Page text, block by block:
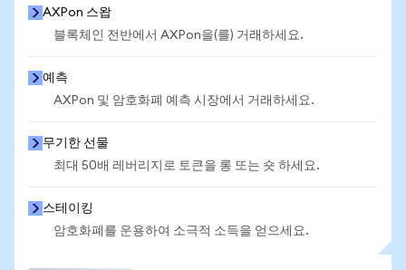
AXPon 스왑
블록체인 전반에서 AXPon을(를) 거래하세요.
예측
AXPon 및 암호화폐 예측 시장에서 거래하세요.
무기한 선물
최대 50배 레버리지로 토큰을 롱 또는 숏 하세요.
스테이킹
암호화폐를 운용하여 소극적 소득을 얻으세요.